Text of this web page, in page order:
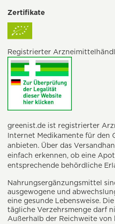
Zertifikate
Registrierter
greenist.de ist registrierter
Internet Medikamente für den
anbieten. Über das
einfach erkennen, ob eine
entsprechende behördliche
Nahrungsergänzungsmittel
ausgewogene und
eine gesunde Lebensweise.
tägliche Verzehrsmenge darf
Außerhalb der Reichweite von